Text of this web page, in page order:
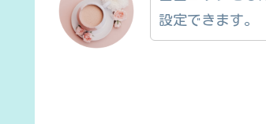
設定できます。